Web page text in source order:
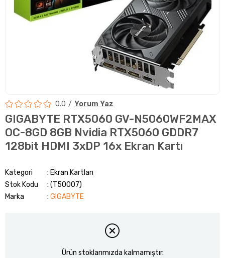
0.0 Yorum Yaz
GIGABYTE RTX5060 GV-N5060WF2MAX
OC-8GD 8GB Nvidia RTX5060 GDDR7
128bit HDMI 3xDP 16x Ekran Kartı
Kategori
Ekran Kartları
Stok Kodu
(T50007)
Marka
: GIGABYTE
Ürün stoklarımızda kalmamıştır.